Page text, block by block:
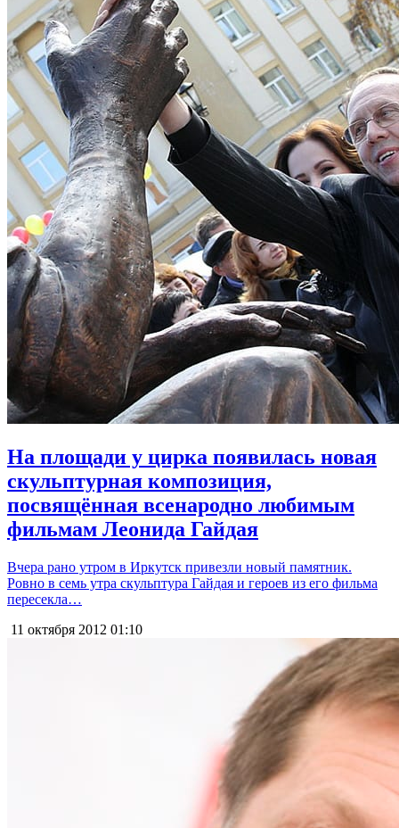
На площади у цирка появилась новая
скульптурная композиция,
посвящённая всенародно любимым
фильмам Леонида Гайдая
Вчера рано утром в Иркутск привезли новый памятник.
Ровно в семь утра скульптура Гайдая и героев из его фильма
пересекла…
11 октября 2012 01:10